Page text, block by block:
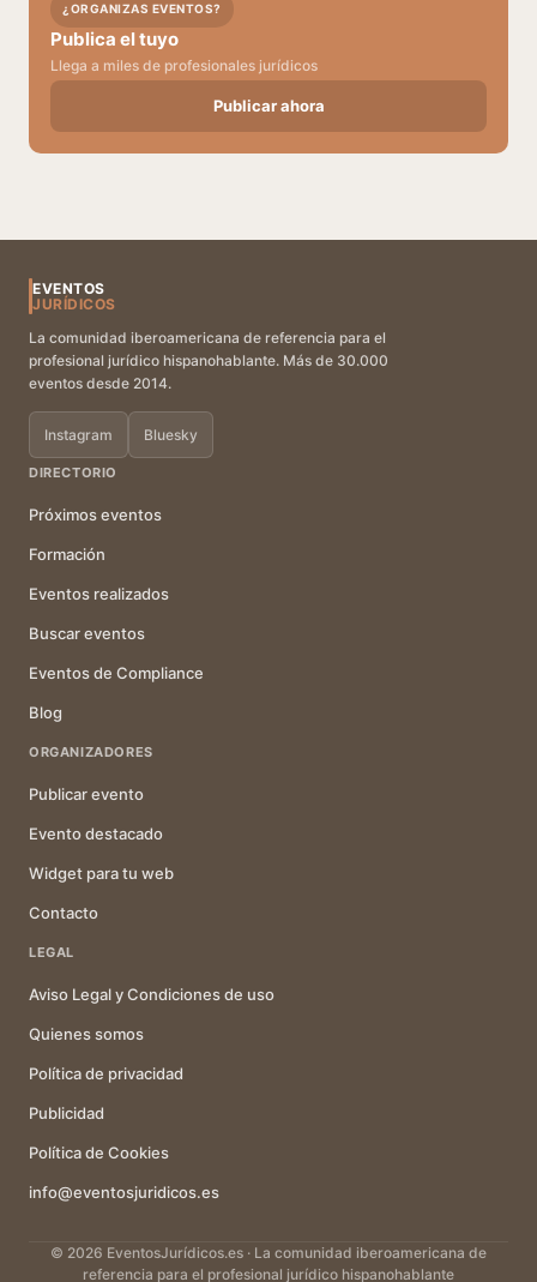
¿ORGANIZAS EVENTOS?
Publica el tuyo
Llega a miles de profesionales jurídicos
Publicar ahora
EVENTOS
JURÍDICOS
La comunidad iberoamericana de referencia para el
profesional jurídico hispanohablante. Más de 30.000
eventos desde 2014.
Instagram Bluesky
DIRECTORIO
Próximos eventos
Formación
Eventos realizados
Buscar eventos
Eventos de Compliance
Blog
ORGANIZADORES
Publicar evento
Evento destacado
Widget para tu web
Contacto
LEGAL
Aviso Legal y Condiciones de uso
Quienes somos
Política de privacidad
Publicidad
Política de Cookies
info@eventosjuridicos.es
© 2026 EventosJurídicos.es · La comunidad iberoamericana de
referencia para el profesional jurídico hispanohablante